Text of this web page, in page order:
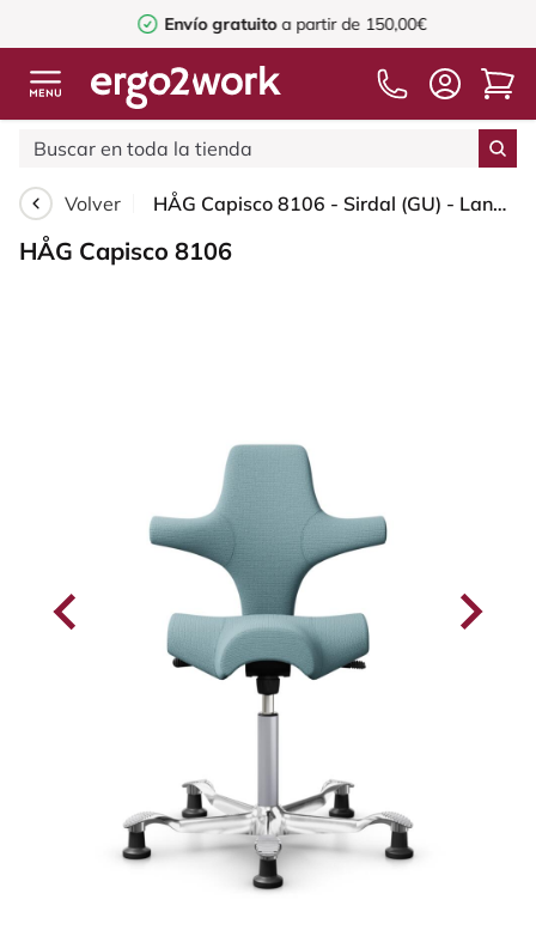
Envío gratuitoa partir de 150,00€
Volver HÅG Capisco 8106 - Sirdal (GU) - Lana - SRD730 Blue - Silver - 265 mm (seat height 53-79cm) - Glides
HÅG Capisco 8106